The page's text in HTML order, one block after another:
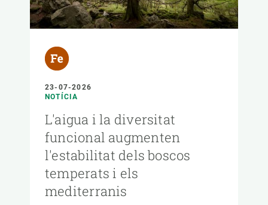
23-07-2026
NOTÍCIA
L'aigua i la diversitat
funcional augmenten
l'estabilitat dels boscos
temperats i els
mediterranis